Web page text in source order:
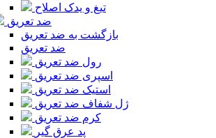
تیغ و یدک اصلاح
ضد تعریق
بازگشت به ضد تعریق
ضد تعریق
رول ضد تعریق
اسپری ضد تعریق
استیک ضد تعریق
ژل شفاف ضد تعریق
کرم ضد تعریق
پد عرق گیر